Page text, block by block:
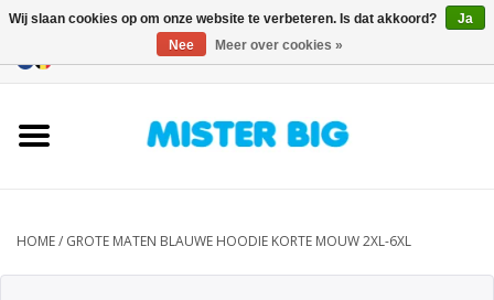
Onze Winkel
HOME/ GROTE MATEN BLAUWE HOODIE KORTE MOUW 2XL-6XL
Wij slaan cookies op om onze website te verbeteren. Is dat akkoord?
Ja
Nee
Meer over cookies »